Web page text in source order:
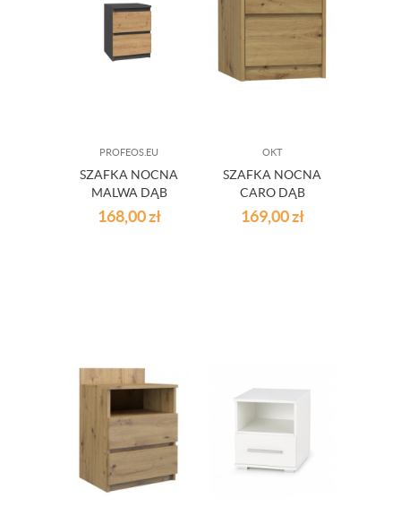
PROFEOS.EU
SZAFKA NOCNA
MALWA DĄB
ANTRACYT
ARTISAN
168,00zł
OKT
SZAFKA NOCNA
CARO DĄB
ARTISAN
169,00zł